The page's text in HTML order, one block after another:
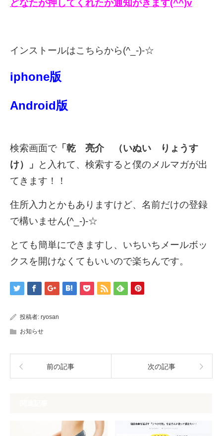
どなたが押してくれたか通知がきます(^^)v
インストールはこちらから(^_-)-☆
iphone版
Android版
検索画面で 「乾 亮介 （いぬい りょうす
け）」
と入れて、検索すると僕のメルマガが出
てきます！！
住所入力とかもありますけど、名前だけの登録
で構いません(^_-)-☆
とても簡単にできますし、いちいちメールボッ
クスを開けなくてもいいので楽ちんです。
投稿者: ryosan
お知らせ
前の記事 次の記事